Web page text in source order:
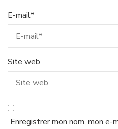
E-mail*
Site web
Enregistrer mon nom, mon